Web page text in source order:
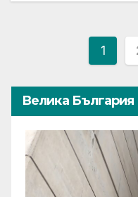
1
Велика България